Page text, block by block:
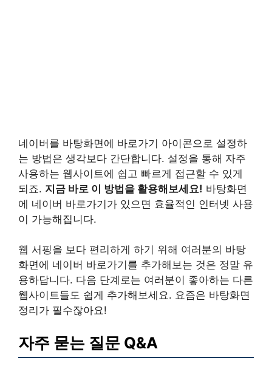
네이버를 바탕화면에 바로가기 아이콘으로 설정하
는 방법은 생각보다 간단합니다. 설정을 통해 자주
사용하는 웹사이트에 쉽고 빠르게 접근할 수 있게
되죠. 지금 바로 이 방법을 활용해보세요! 바탕화면
에 네이버 바로가기가 있으면 효율적인 인터넷 사용
이 가능해집니다.
웹 서핑을 보다 편리하게 하기 위해 여러분의 바탕
화면에 네이버 바로가기를 추가해보는 것은 정말 유
용하답니다. 다음 단계로는 여러분이 좋아하는 다른
웹사이트들도 쉽게 추가해보세요. 요즘은 바탕화면
정리가 필수잖아요!
자주 묻는 질문 Q&A